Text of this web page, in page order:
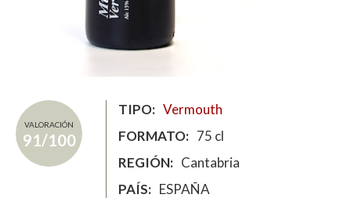
VALORACIÓN
91/100
TIPO
Vermouth
FORMATO
75 cl
REGIÓN
Cantabria
PAÍS
ESPAÑA